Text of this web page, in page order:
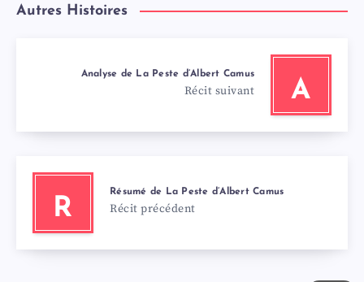
Autres Histoires
A
Analyse de La Peste d’Albert Camus
Récit suivant
R
Résumé de La Peste d’Albert Camus
Récit précédent